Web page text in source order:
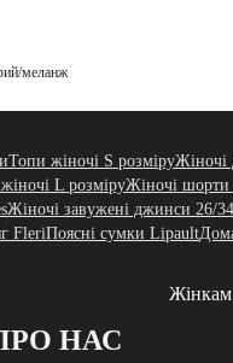
меланж
Топи жіночі S розміру
L розміруЖіночі шорти
Жіночі завужені джинси 26/
FleriПоясні сумки Lipault
Жінкам
НАС